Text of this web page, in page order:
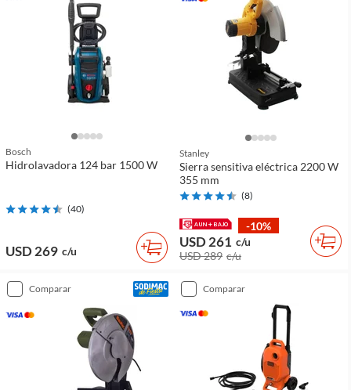
Bosch
Hidrolavadora 124 bar 1500 W
(40)
USD 269 c/u
Stanley
Sierra sensitiva eléctrica 2200 W
355 mm
(8)
-10%
USD 261 c/u
USD 289 c/u
comparar comparar